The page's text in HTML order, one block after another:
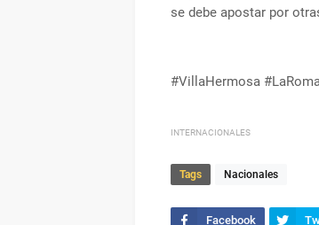
se debe apostar por
#VillaHermosa
INTERNACIONALES
Tags Nacionales